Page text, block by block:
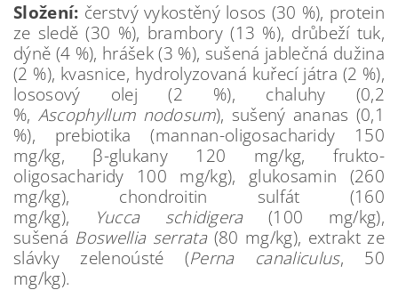
Složení: čerstvý vykostěný losos (30 %), protein
ze sledě (30 %), brambory (13 %), drůbeží tuk,
dýně (4 %), hrášek (3 %), sušená jablečná dužina
(2 %), kvasnice, hydrolyzovaná kuřecí játra (2 %),
lososový olej (2 %), chaluhy (0,2
%, Ascophyllum nodosum), sušený ananas (0,1
%), prebiotika (mannan-oligosacharidy 150
mg/kg, β-glukany 120 mg/kg, frukto-
oligosacharidy 100 mg/kg), glukosamin (260
mg/kg), chondroitin sulfát (160
mg/kg),
Yucca schidigera(100 mg/kg),
sušená Boswellia serrata(80 mg/kg), extrakt ze
slávky zelenoústé (Perna canaliculus, 50
mg/kg).